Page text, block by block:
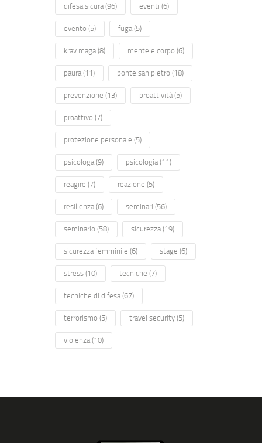
difesa sicura(96) eventi (6)
evento (5) fuga(5)
krav maga(8) mente e corpo (6)
paura(11) ponte san pietro (18)
prevenzione (13) proattività(5)
proattivo (7)
protezione personale (5)
psicologa(9) psicologia(11)
reagire (7) reazione (5)
resilienza(6) seminari (56)
seminario (58) sicurezza(19)
sicurezza femminile (6) stage (6)
stress(10) tecniche (7)
tecniche di difesa(67)
terrorismo (5) travel security(5)
violenza(10)